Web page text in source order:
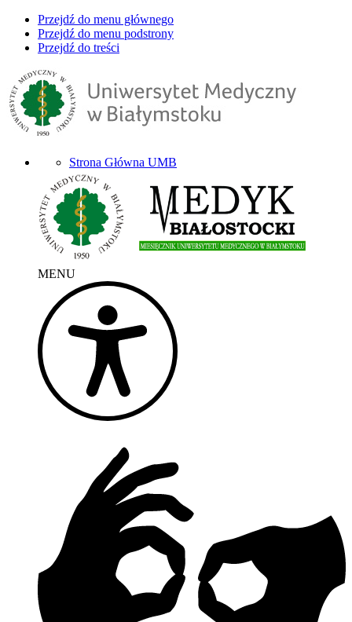
Przejdź do menu głównego
Przejdź do menu podstrony
Przejdź do treści
Strona Główna UMB
MENU